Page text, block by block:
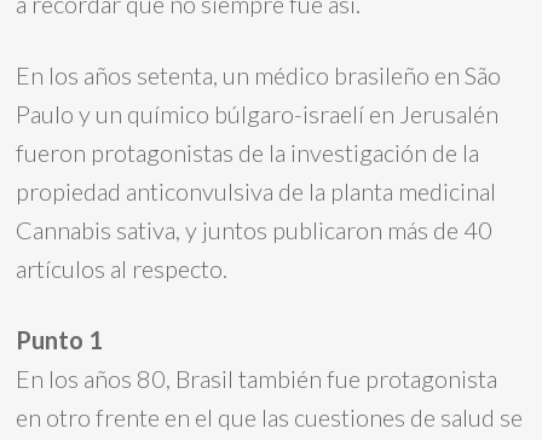
En los años setenta, un médico brasileño en São
Paulo y un químico búlgaro-israelí en Jerusalén
fueron protagonistas de la investigación de la
propiedad anticonvulsiva de la planta medicinal
Cannabis sativa, y juntos publicaron más de 40
artículos al respecto.
Punto 1
En los años 80, Brasil también fue protagonista
en otro frente en el que las cuestiones de salud se